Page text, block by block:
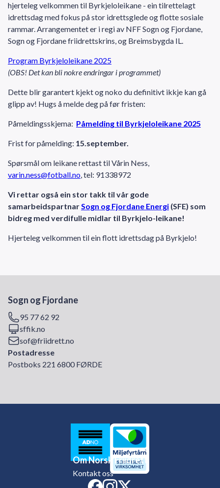
hjerteleg velkommen til Byrkjeloleikane - ein tilrettelagt
idrettsdag med fokus på stor idrettsglede og flotte sosiale
rammar. Arrangementet er i regi av NFF Sogn og Fjordane,
Sogn og Fjordane friidrettskrins, og Breimsbygda IL.
Program Byrkjeloleikane 2025
(OBS! Det kan bli nokre endringar i programmet)
Dette blir garantert kjekt og noko du definitivt ikkje kan gå
glipp av! Hugs å melde deg på før fristen:
Påmeldingsskjema: Påmelding til Byrkjeloleikane 2025
Frist for påmelding: 15.september.
Spørsmål om leikane rettast til Vårin Ness,
varin.ness@fotball.no, tel: 91338972
Vi rettar også ein stor takk til vår gode
samarbeidspartnarSogn og Fjordane Energi (SFE) som
bidreg med verdifulle midlar til Byrkjelo-leikane!
Hjerteleg velkommen til ein flott idrettsdag på Byrkjelo!
Sogn og Fjordane
95 77 62 92
sffik.no
sof@friidrett.no
Postadresse
Postboks 221 6800 FØRDE
Om Norsk Friidrett
Kontakt oss